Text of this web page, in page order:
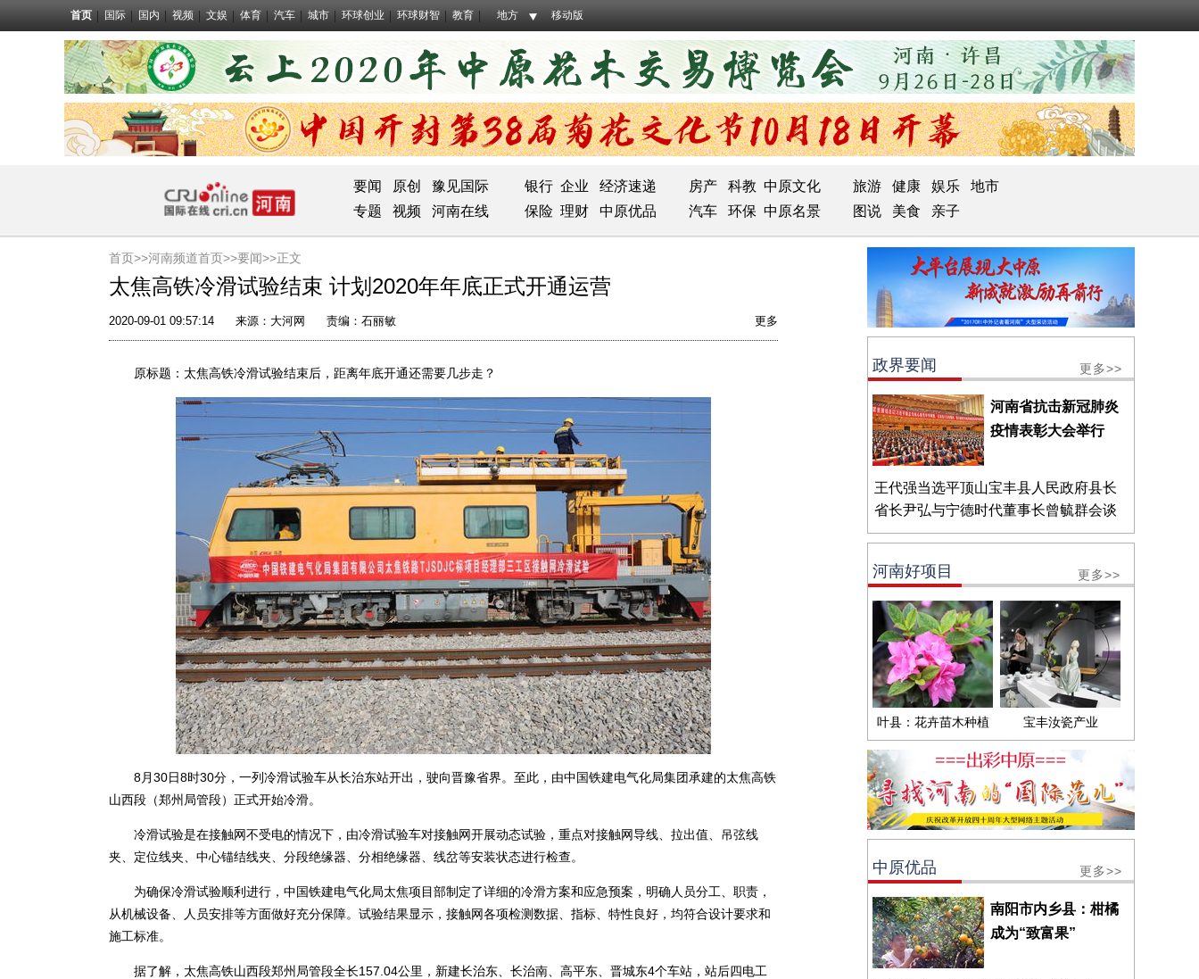
首页 国际 国内 视频 文娱 体育 汽车 城市 环球创业 环球财智 教育 地方 移动版
要闻 原创 豫见国际 银行 企业 经济速递 房产 科教 中原文化 旅游 健康 娱乐
地市
专题
视频 河南在线 保险 理财 中原优品 汽车 环保 中原名景 图说 美食 亲子
首页>>河南频道首页>>要闻>>正文
太焦高铁冷滑试验结束 计划2020年年底正式开通运营
2020-09-01 09:57:14 来源： 大河网 责编：石丽敏 更多
原标题：太焦高铁冷滑试验结束后，距离年底开通还需要几步走？
8月30日8时30分，一列冷滑试验车从长治东站开出，驶向晋豫省界。至此，由中国铁建电气化局集团承建的太焦高铁
山西段（郑州局管段）正式开始冷滑。
冷滑试验是在接触网不受电的情况下，由冷滑试验车对接触网开展动态试验，重点对接触网导线、拉出值、吊弦线
夹、定位线夹、中心锚结线夹、分段绝缘器、分相绝缘器、线岔等安装状态进行检查。
为确保冷滑试验顺利进行，中国铁建电气化局太焦项目部制定了详细的冷滑方案和应急预案，明确人员分工、职责，
从机械设备、人员安排等方面做好充分保障。试验结果显示，接触网各项检测数据、指标、特性良好，均符合设计要求和
施工标准。
据了解，太焦高铁山西段郑州局管段全长157.04公里，新建长治东、长治南、高平东、晋城东4个车站，站后四电工
政界要闻 更多>>
河南省抗击新冠肺炎
疫情表彰大会举行
王代强当选平顶山宝丰县人民政府县长
省长尹弘与宁德时代董事长曾毓群会谈
河南好项目 更多>>
叶县：花卉苗木种植 宝丰汝瓷产业
中原优品 更多>>
南阳市内乡县：柑橘
成为“致富果”